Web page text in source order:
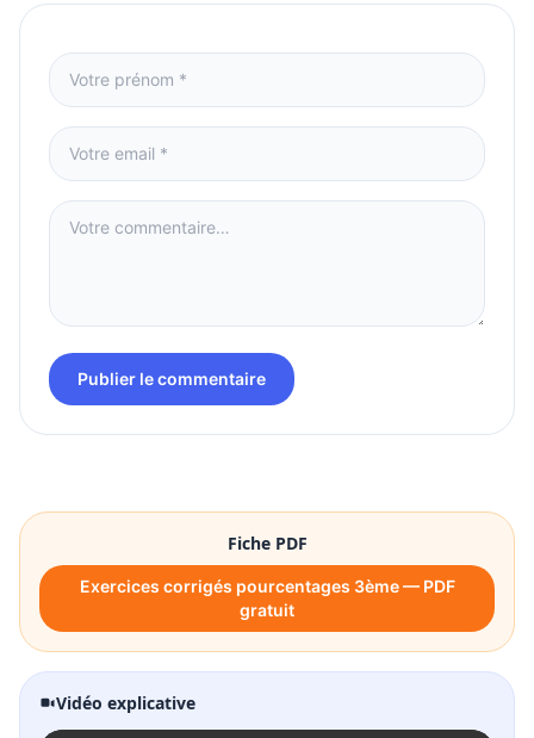
Publier le commentaire
Fiche PDF
Exercices corrigés pourcentages 3ème — PDF
gratuit
Vidéo explicative